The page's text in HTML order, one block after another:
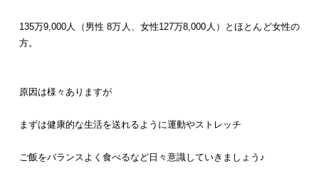
135万9,000人（男性 8万人、女性127万8,000人）とほとんど女性の
方。
原因は様々ありますが
まずは健康的な生活を送れるように運動やストレッチ
ご飯をバランスよく食べるなど日々意識していきましょう♪